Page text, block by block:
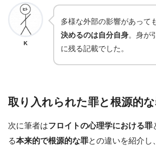
K
多様な外部の影響があって
決めるのは自分自身。身が
に残る記載でした。
取り入れられた罪と根源的
次に筆者はフロイトの心理学における罪
る本来的で根源的な罪との違いを紹介し、